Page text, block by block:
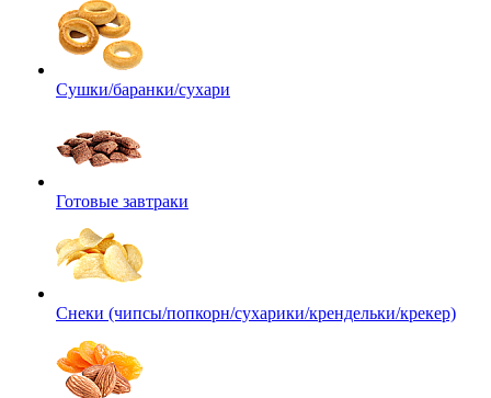
Сушки/баранки/сухари
Готовые завтраки
Снеки (чипсы/попкорн/сухарики/крендельки/крекер)